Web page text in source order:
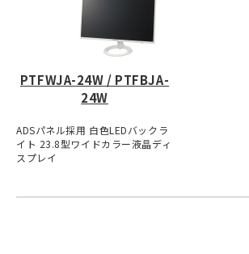
PTFWJA-24W / PTFBJA-
24W
ADSパネル採用 白色LEDバックラ
イト 23.8型ワイドカラー液晶ディ
スプレイ